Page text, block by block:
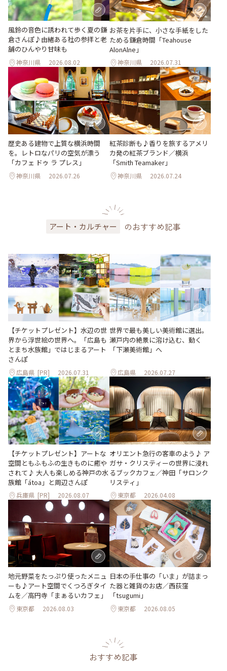
風鈴の音色に誘われて歩く夏の鎌
倉さんぽ♪由緒ある社の参拝と老
舗のひんやり甘味も
神奈川県 2026.08.02
お茶を片手に、小さな手紙をした
ためる鎌倉時間「Teahouse
AlonAlne」
神奈川県 2026.07.31
歴史ある建物で上質な横浜時間
を。レトロなパリの空気が漂う
「カフェ ドゥ ラ プレス」
神奈川県 2026.07.26
紅茶診断も♪香りを旅するアメリ
カ発の紅茶ブランド／横浜
「Smith Teamaker」
神奈川県 2026.07.24
アート・カルチャー のおすすめ記事
【チケットプレゼント】水辺の世
界から浮世絵の世界へ。「広島も
とまち水族館」ではじまるアート
さんぽ
広島県 [PR] 2026.07.31
世界で最も美しい美術館に選出。
瀬戸内の絶景に溶け込む、動く
「下瀬美術館」へ
広島県 2026.07.27
【チケットプレゼント】アートな
空間ともふもふの生きものに癒や
されて♪ 大人も楽しめる神戸の水
族館「átoa」と周辺さんぽ
兵庫県 [PR] 2026.08.07
オリエント急行の客車のよう♪ ア
ガサ・クリスティーの世界に浸れ
るブックカフェ／神田「サロンク
リスティ」
東京都 2026.04.08
地元野菜をたっぷり使ったメニュ
ーも♪アート空間でくつろぎタイ
ムを／高円寺「まぁるいカフェ」
東京都 2026.08.03
日本の手仕事の「いま」が詰まっ
た器と雑貨のお店／西荻窪
「tsugumi」
東京都 2026.08.05
おすすめ記事